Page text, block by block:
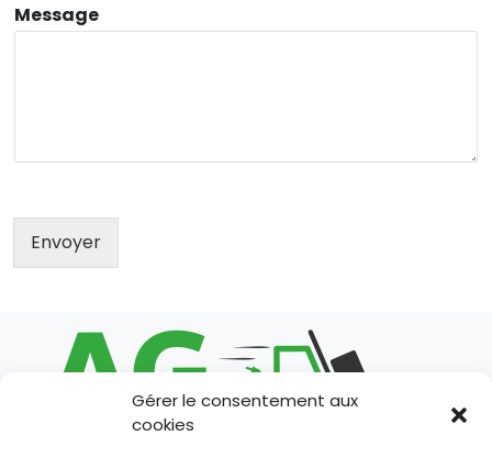
Gérer le consentement aux
cookies
Message
Envoyer